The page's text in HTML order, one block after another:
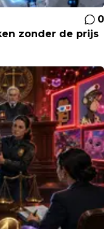
0
zonder de prijs